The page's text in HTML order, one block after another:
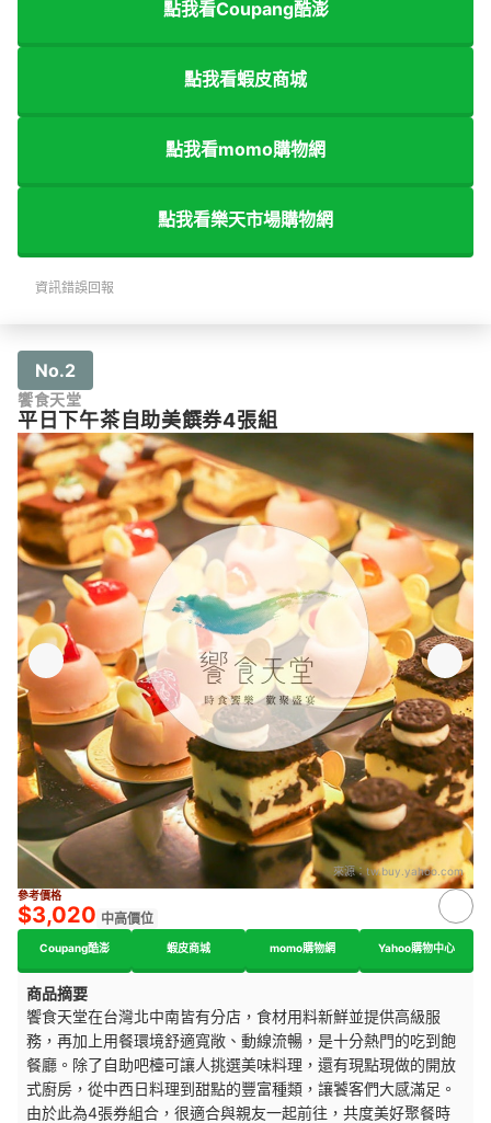
點我看Coupang酷澎
點我看蝦皮商城
點我看momo購物網
點我看樂天市場購物網
資訊錯誤回報
No.2
饗食天堂
平日下午茶自助美饌券4張組
來源： tw.buy.yahoo.com
參考價格
$3,020 中高價位
Coupang酷澎 蝦皮商城 momo購物網 Yahoo購物中心
商品摘要
饗食天堂在台灣北中南皆有分店，食材用料新鮮並提供高級服
務，再加上用餐環境舒適寬敞、動線流暢，是十分熱門的吃到飽
餐廳。除了自助吧檯可讓人挑選美味料理，還有現點現做的開放
式廚房，從中西日料理到甜點的豐富種類，讓饕客們大感滿足。
由於此為4張券組合，很適合與親友一起前往，共度美好聚餐時